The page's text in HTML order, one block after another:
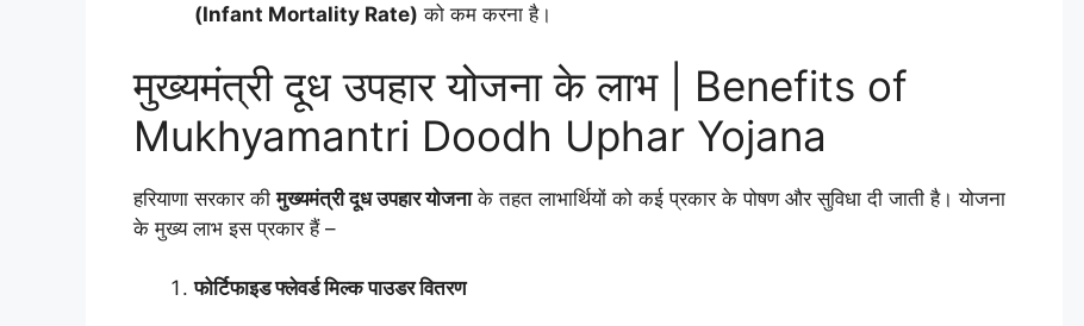
(Infant Mortality Rate) को कम करना है।
मुख्यमंत्री दूध उपहार योजना के लाभ | Benefits of
Mukhyamantri Doodh Uphar Yojana
हरियाणा सरकार कीमुख्यमंत्री दूध उपहार योजनाके तहत लाभार्थियों को कई प्रकार के पोषण और सुविधा दी जाती है। योजना
के मुख्य लाभ इस प्रकार हैं –
फोर्टिफाइड फ्लेवर्ड मिल्क पाउडर वितरण